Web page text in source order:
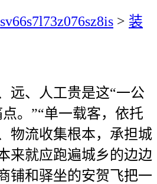
sv66s7l73z076sz8is > 装
、人工贵是这“一公
。”“单一载客，依托
物流收集根本，承担城
来就应跑遍城乡的边边
铺和驿坐的安贺飞把一